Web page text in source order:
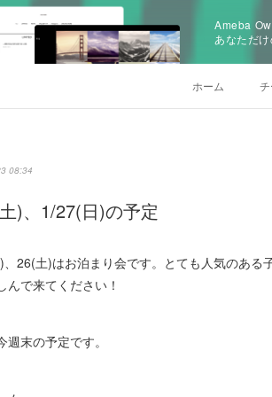
Ameba
あなただ
ホーム
08:34
)、1/27(日)の予定
、26(土)はお泊まり会です。とても人気のある
んで来てください！
週末の予定です。